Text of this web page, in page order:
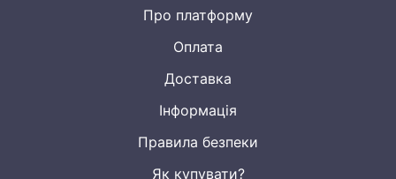
Про платформу
Оплата
Доставка
Інформація
Правила безпеки
Як купувати?